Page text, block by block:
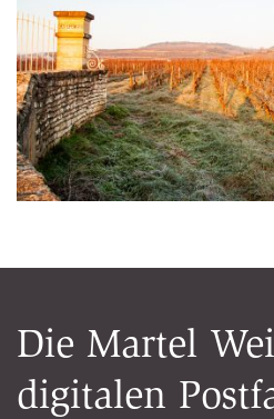
Die Martel
digitalen